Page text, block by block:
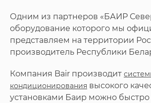
Одним из партнеров «БАИР
оборудование которого мы
представляем на территории
производитель Республики
Компания Bair производит
кондиционирования высокого
установками Баир можно быстро